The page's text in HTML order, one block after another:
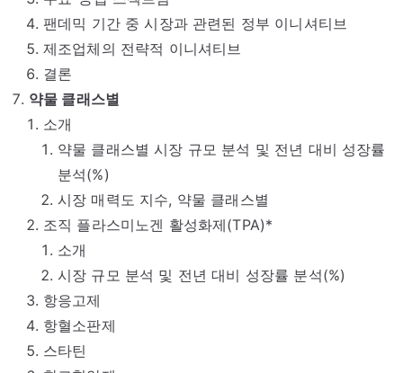
팬데믹 기간 중 시장과 관련된 정부 이니셔티브
제조업체의 전략적 이니셔티브
결론
약물 클래스별
소개
약물 클래스별 시장 규모 분석 및 전년 대비 성장률
분석(%)
시장 매력도 지수, 약물 클래스별
조직 플라스미노겐 활성화제(TPA)*
소개
시장 규모 분석 및 전년 대비 성장률 분석(%)
항응고제
항혈소판제
스타틴